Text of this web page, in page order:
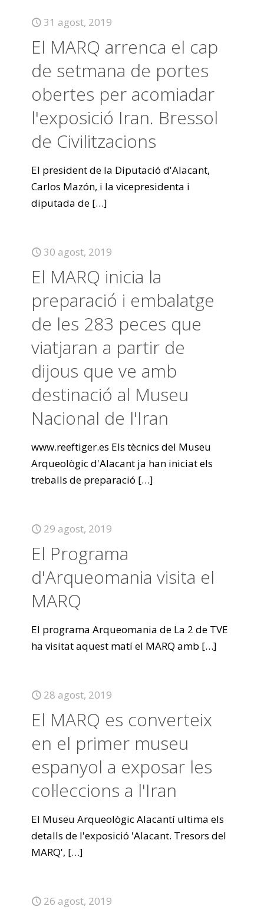
31 agost, 2019
El MARQ arrenca el cap
de setmana de portes
obertes per acomiadar
l'exposició Iran. Bressol
de Civilitzacions
El president de la Diputació d'Alacant,
Carlos Mazón, i la vicepresidenta i
diputada de […]
30 agost, 2019
El MARQ inicia la
preparació i embalatge
de les 283 peces que
viatjaran a partir de
dijous que ve amb
destinació al Museu
Nacional de l'Iran
www.reeftiger.es Els tècnics del Museu
Arqueològic d'Alacant ja han iniciat els
treballs de preparació […]
29 agost, 2019
El Programa
d'Arqueomania visita el
MARQ
El programa Arqueomania de La 2 de TVE
ha visitat aquest matí el MARQ amb […]
28 agost, 2019
El MARQ es converteix
en el primer museu
espanyol a exposar les
col·leccions a l'Iran
El Museu Arqueològic Alacantí ultima els
detalls de l'exposició 'Alacant. Tresors del
MARQ', […]
26 agost, 2019